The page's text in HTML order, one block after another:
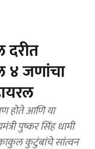
दरीत
४ जणांचा
पुष्कर सिंह धामी
कुटुंबांचे सांत्वन